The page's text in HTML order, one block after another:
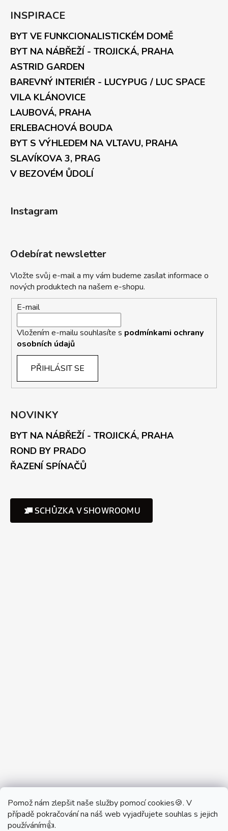
Pomož nám zlepšit naše služby pomocí cookies🍪. V
případě pokračování na náš web vyjadřujete souhlas s jejich
používáním👍.
INSPIRACE
BYT VE FUNKCIONALISTICKÉM DOMĚ
BYT NA NÁBŘEŽÍ - TROJICKÁ, PRAHA
ASTRID GARDEN
BAREVNÝ INTERIÉR - LUCYPUG / LUC SPACE
VILA KLÁNOVICE
LAUBOVÁ, PRAHA
ERLEBACHOVÁ BOUDA
BYT S VÝHLEDEM NA VLTAVU, PRAHA
SLAVÍKOVA 3, PRAG
V BEZOVÉM ŮDOLÍ
Instagram
Odebírat newsletter
Vložte svůj e-mail a my vám budeme zasílat informace o
nových produktech na našem e-shopu.
E-mail
Vložením e-mailu souhlasíte s podmínkami ochrany
osobních údajů
PŘIHLÁSIT SE
NOVINKY
BYT NA NÁBŘEŽÍ - TROJICKÁ, PRAHA
ROND BY PRADO
ŘAZENÍ SPÍNAČŮ
SCHŮZKA V SHOWROOMU
Partner Showroom MONOBRAND
Partner Eshop Monobrand.online